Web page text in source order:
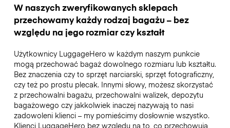
W naszych zweryfikowanych sklepach
przechowamy każdy rodzaj bagażu – bez
względu na jego rozmiar czy kształt
Użytkownicy LuggageHero w każdym naszym punkcie
mogą przechować bagaż dowolnego rozmiaru lub kształtu.
Bez znaczenia czy to sprzęt narciarski, sprzęt fotograficzny,
czy też po prostu plecak. Innymi słowy, możesz skorzystać
z przechowalni bagażu, przechowalni walizek, depozytu
bagażowego czy jakkolwiek inaczej nazywają to nasi
zadowoleni klienci – my pomieścimy dosłownie wszystko.
Klienci LuggageHero bez względu na to, co przechowują,